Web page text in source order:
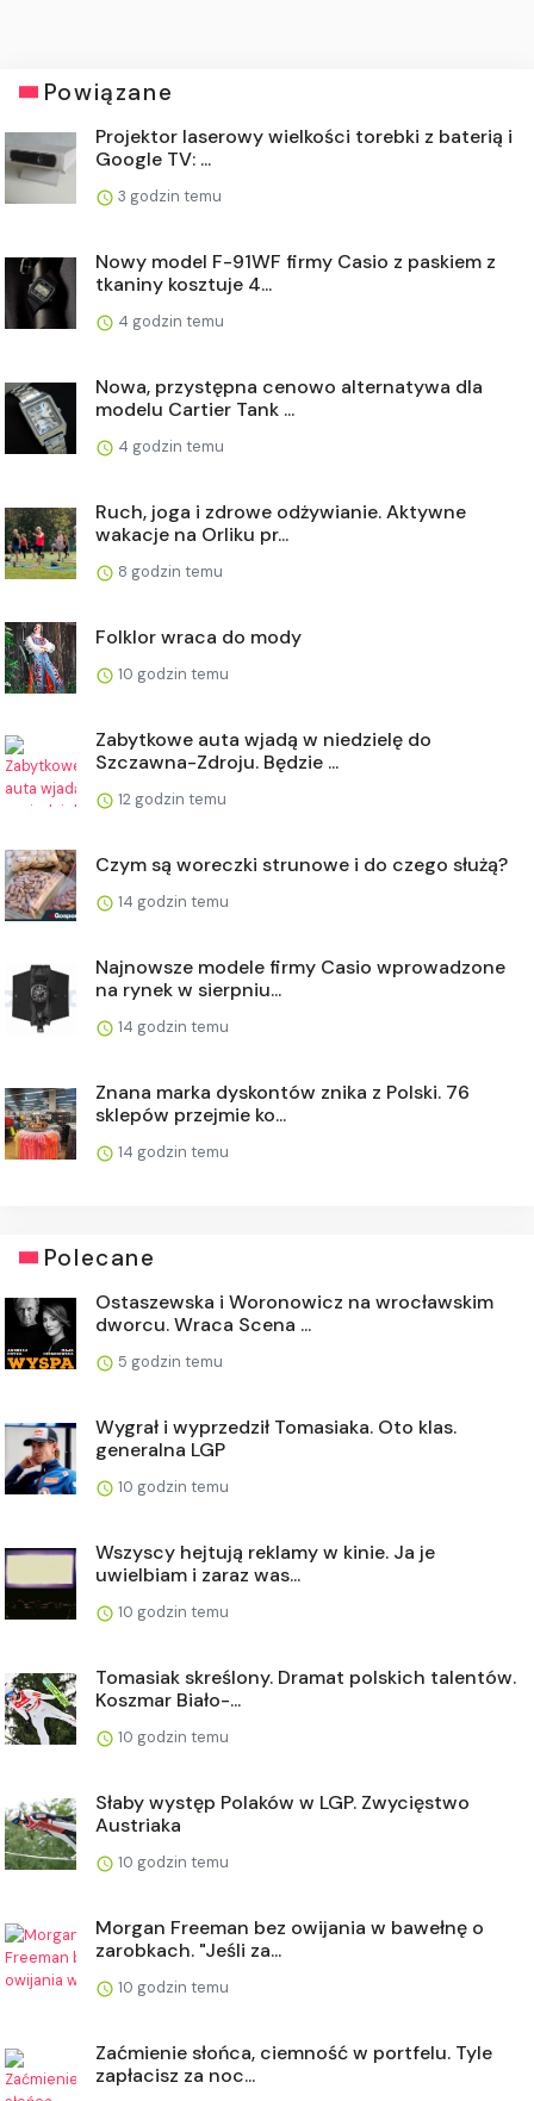
Powiązane
Projektor laserowy wielkości torebki z baterią i
Google TV: ...
3 godzin temu
Nowy model F-91WF firmy Casio z paskiem z
tkaniny kosztuje 4...
4 godzin temu
Nowa, przystępna cenowo alternatywa dla
modelu Cartier Tank ...
4 godzin temu
Ruch, joga i zdrowe odżywianie. Aktywne
wakacje na Orliku pr...
8 godzin temu
Folklor wraca do mody
10 godzin temu
Zabytkowe auta wjadą w niedzielę do
Szczawna-Zdroju. Będzie ...
12 godzin temu
Czym są woreczki strunowe i do czego służą?
14 godzin temu
Najnowsze modele firmy Casio wprowadzone
na rynek w sierpniu...
14 godzin temu
Znana marka dyskontów znika z Polski. 76
sklepów przejmie ko...
14 godzin temu
Polecane
Ostaszewska i Woronowicz na wrocławskim
dworcu. Wraca Scena ...
5 godzin temu
Wygrał i wyprzedził Tomasiaka. Oto klas.
generalna LGP
10 godzin temu
Wszyscy hejtują reklamy w kinie. Ja je
uwielbiam i zaraz was...
10 godzin temu
Tomasiak skreślony. Dramat polskich talentów.
Koszmar Biało-...
10 godzin temu
Słaby występ Polaków w LGP. Zwycięstwo
Austriaka
10 godzin temu
Morgan Freeman bez owijania w bawełnę o
zarobkach. "Jeśli za...
10 godzin temu
Zaćmienie słońca, ciemność w portfelu. Tyle
zapłacisz za noc...